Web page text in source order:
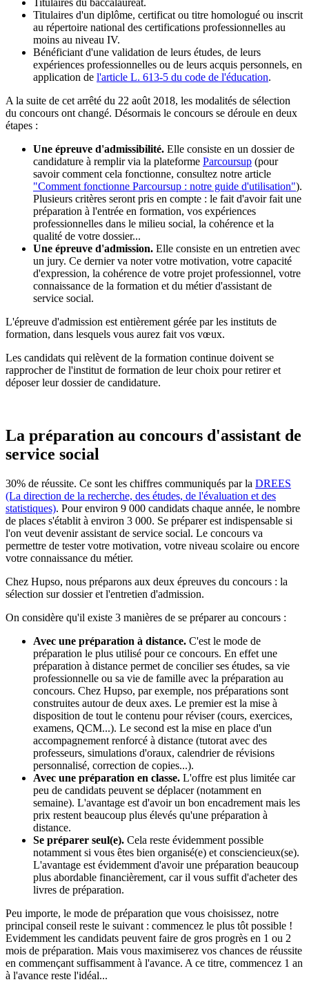
Titulaires du baccalauréat.
Titulaires d'un diplôme, certificat ou titre homologué ou inscrit
au répertoire national des certifications professionnelles au
moins au niveau IV.
Bénéficiant d'une validation de leurs études, de leurs
expériences professionnelles ou de leurs acquis personnels, en
application de l'article L. 613-5 du code de l'éducation.
A la suite de cet arrêté du 22 août 2018, les modalités de sélection
du concours ont changé. Désormais le concours se déroule en deux
étapes :
Une épreuve d'admissibilité. Elle consiste en un dossier de
candidature à remplir via la plateforme Parcoursup (pour
savoir comment cela fonctionne, consultez notre article
"Comment fonctionne Parcoursup : notre guide d'utilisation").
Plusieurs critères seront pris en compte : le fait d'avoir fait une
préparation à l'entrée en formation, vos expériences
professionnelles dans le milieu social, la cohérence et la
qualité de votre dossier...
Une épreuve d'admission. Elle consiste en un entretien avec
un jury. Ce dernier va noter votre motivation, votre capacité
d'expression, la cohérence de votre projet professionnel, votre
connaissance de la formation et du métier d'assistant de
service social.
L'épreuve d'admission est entièrement gérée par les instituts de
formation, dans lesquels vous aurez fait vos vœux.
Les candidats qui relèvent de la formation continue doivent se
rapprocher de l'institut de formation de leur choix pour retirer et
déposer leur dossier de candidature.
La préparation au concours d'assistant de
service social
30% de réussite. Ce sont les chiffres communiqués par la DREES
(La direction de la recherche, des études, de l'évaluation et des
statistiques). Pour environ 9 000 candidats chaque année, le nombre
de places s'établit à environ 3 000. Se préparer est indispensable si
l'on veut devenir assistant de service social. Le concours va
permettre de tester votre motivation, votre niveau scolaire ou encore
votre connaissance du métier.
Chez Hupso, nous préparons aux deux épreuves du concours : la
sélection sur dossier et l'entretien d'admission.
On considère qu'il existe 3 manières de se préparer au concours :
Avec une préparation à distance. C'est le mode de
préparation le plus utilisé pour ce concours. En effet une
préparation à distance permet de concilier ses études, sa vie
professionnelle ou sa vie de famille avec la préparation au
concours. Chez Hupso, par exemple, nos préparations sont
construites autour de deux axes. Le premier est la mise à
disposition de tout le contenu pour réviser (cours, exercices,
examens, QCM...). Le second est la mise en place d'un
accompagnement renforcé à distance (tutorat avec des
professeurs, simulations d'oraux, calendrier de révisions
personnalisé, correction de copies...).
Avec une préparation en classe. L'offre est plus limitée car
peu de candidats peuvent se déplacer (notamment en
semaine). L'avantage est d'avoir un bon encadrement mais les
prix restent beaucoup plus élevés qu'une préparation à
distance.
Se préparer seul(e). Cela reste évidemment possible
notamment si vous êtes bien organisé(e) et consciencieux(se).
L'avantage est évidemment d'avoir une préparation beaucoup
plus abordable financièrement, car il vous suffit d'acheter des
livres de préparation.
Peu importe, le mode de préparation que vous choisissez, notre
principal conseil reste le suivant : commencez le plus tôt possible !
Evidemment les candidats peuvent faire de gros progrès en 1 ou 2
mois de préparation. Mais vous maximiserez vos chances de réussite
en commençant suffisamment à l'avance. A ce titre, commencez 1 an
à l'avance reste l'idéal...